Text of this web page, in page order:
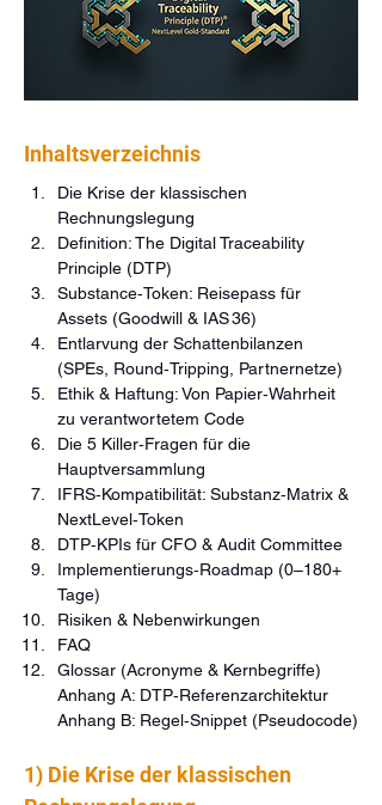
Inhaltsverzeichnis
Die Krise der klassischen
Rechnungslegung
Definition: The Digital Traceability
Principle (DTP)
Substance‑Token: Reisepass für
Assets (Goodwill & IAS 36)
Entlarvung der Schattenbilanzen
(SPEs, Round‑Tripping, Partnernetze)
Ethik & Haftung: Von Papier‑Wahrheit
zu verantwortetem Code
Die 5 Killer‑Fragen für die
Hauptversammlung
IFRS‑Kompatibilität: Substanz‑Matrix &
NextLevel‑Token
DTP‑KPIs für CFO & Audit Committee
Implementierungs‑Roadmap (0–180+
Tage)
Risiken & Nebenwirkungen
FAQ
Glossar (Acronyme & Kernbegriffe)
Anhang A: DTP‑Referenzarchitektur
Anhang B: Regel‑Snippet (Pseudocode)
1) Die Krise der klassischen